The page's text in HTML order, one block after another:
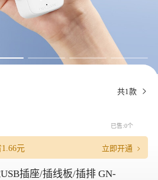
共1款
已售:0个
1.66元 立即开通
插座/插线板/插排 GN-